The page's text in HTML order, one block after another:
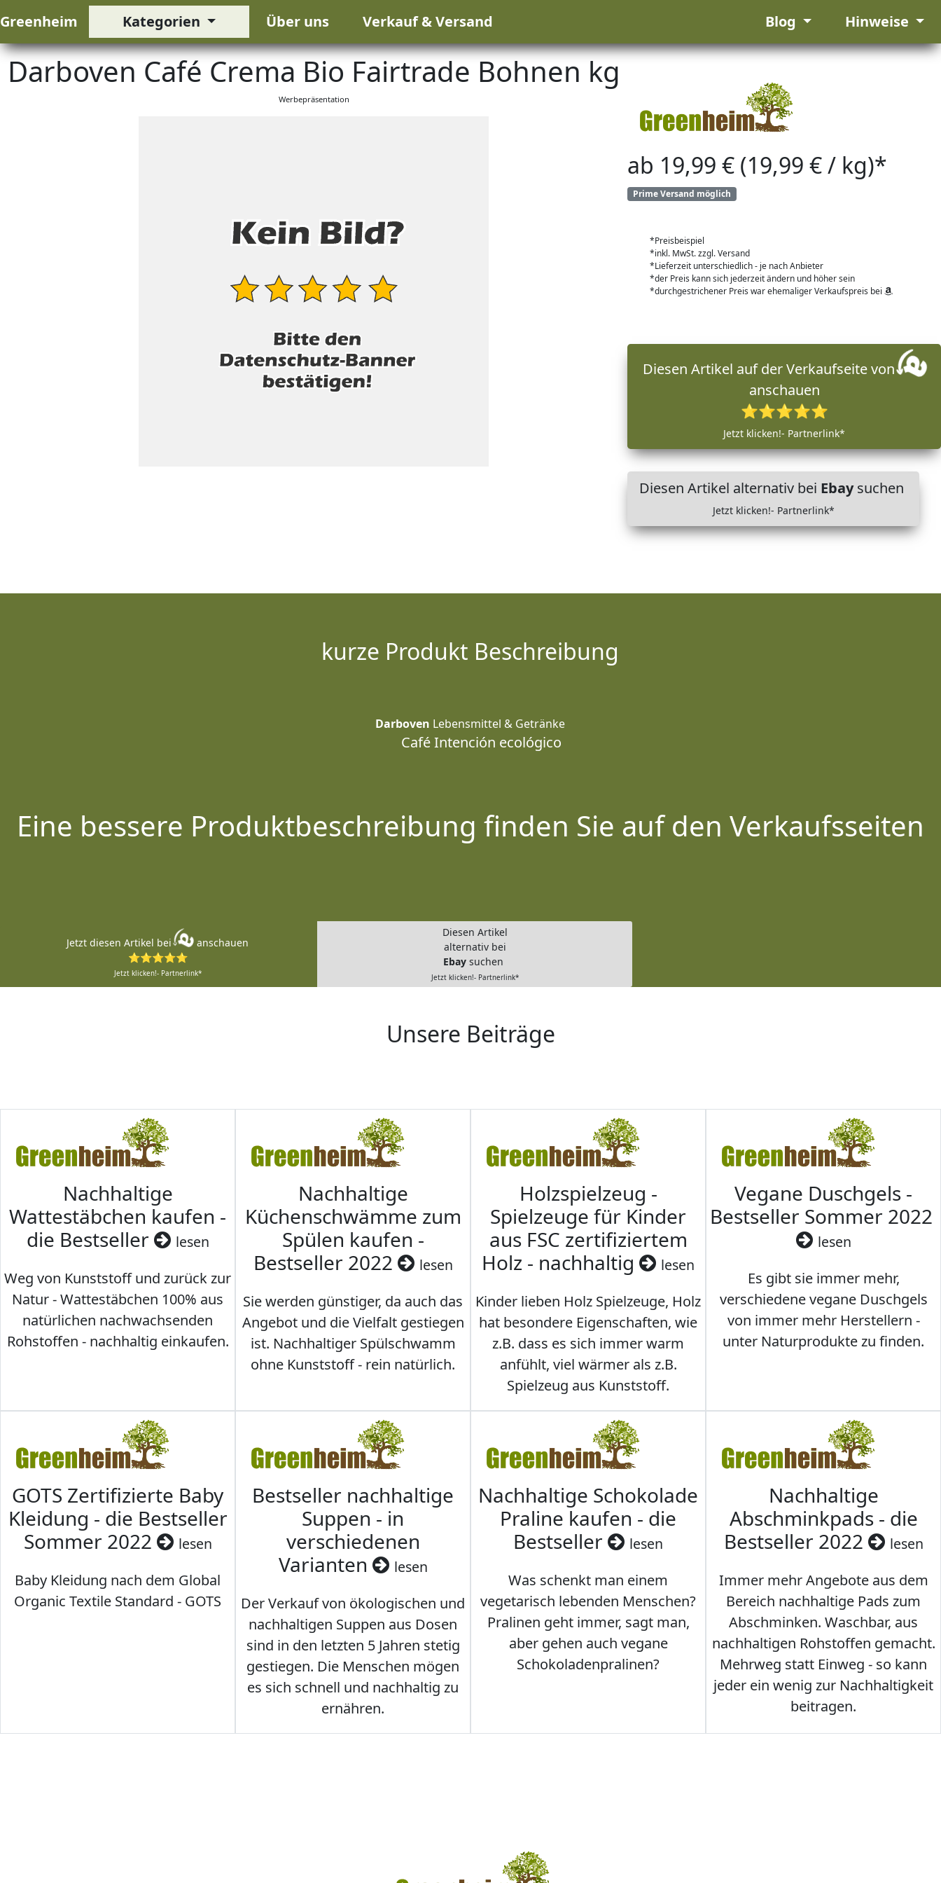
Greenheim Kategorien Über uns Verkauf & Versand Blog Hinweise
Darboven Café Crema Bio Fairtrade Bohnen kg
Werbepräsentation
ab 19,99 € (19,99 € / kg)*
Prime Versand möglich
*Preisbeispiel
*inkl. MwSt. zzgl. Versand
*Lieferzeit unterschiedlich - je nach Anbieter
*der Preis kann sich jederzeit ändern und höher sein
*durchgestrichener Preis war ehemaliger Verkaufspreis bei
Diesen Artikel auf der Verkaufseite von
anschauen
⭐⭐⭐⭐⭐
Jetzt klicken!- Partnerlink*
Diesen Artikel alternativ bei Ebaysuchen
Jetzt klicken!- Partnerlink*
kurze Produkt Beschreibung
Darboven Lebensmittel & Getränke
Café Intención ecológico
Eine bessere Produktbeschreibung finden Sie auf den Verkaufsseiten
Jetzt diesen Artikel bei
anschauen
⭐⭐⭐⭐⭐
Jetzt klicken!- Partnerlink*
Diesen Artikel
alternativ bei
Ebay suchen
Jetzt klicken!- Partnerlink*
Unsere Beiträge
Nachhaltige
Wattestäbchen kaufen -
die Bestseller
lesen
Weg von Kunststoff und zurück zur
Natur - Wattestäbchen 100% aus
natürlichen nachwachsenden
Rohstoffen - nachhaltig einkaufen.
Nachhaltige
Küchenschwämme zum
Spülen kaufen -
Bestseller 2022
lesen
Sie werden günstiger, da auch das
Angebot und die Vielfalt gestiegen
ist. Nachhaltiger Spülschwamm
ohne Kunststoff - rein natürlich.
Holzspielzeug -
Spielzeuge für Kinder
aus FSC zertifiziertem
Holz - nachhaltig
lesen
Kinder lieben Holz Spielzeuge, Holz
hat besondere Eigenschaften, wie
z.B. dass es sich immer warm
anfühlt, viel wärmer als z.B.
Spielzeug aus Kunststoff.
Vegane Duschgels -
Bestseller Sommer 2022
lesen
Es gibt sie immer mehr,
verschiedene vegane Duschgels
von immer mehr Herstellern -
unter Naturprodukte zu finden.
GOTS Zertifizierte Baby
Kleidung - die Bestseller
Sommer 2022
lesen
Baby Kleidung nach dem Global
Organic Textile Standard - GOTS
Bestseller nachhaltige
Suppen - in
verschiedenen
Varianten
lesen
Der Verkauf von ökologischen und
nachhaltigen Suppen aus Dosen
sind in den letzten 5 Jahren stetig
gestiegen. Die Menschen mögen
es sich schnell und nachhaltig zu
ernähren.
Nachhaltige Schokolade
Praline kaufen - die
Bestseller
lesen
Was schenkt man einem
vegetarisch lebenden Menschen?
Pralinen geht immer, sagt man,
aber gehen auch vegane
Schokoladenpralinen?
Nachhaltige
Abschminkpads - die
Bestseller 2022
lesen
Immer mehr Angebote aus dem
Bereich nachhaltige Pads zum
Abschminken. Waschbar, aus
nachhaltigen Rohstoffen gemacht.
Mehrweg statt Einweg - so kann
jeder ein wenig zur Nachhaltigkeit
beitragen.